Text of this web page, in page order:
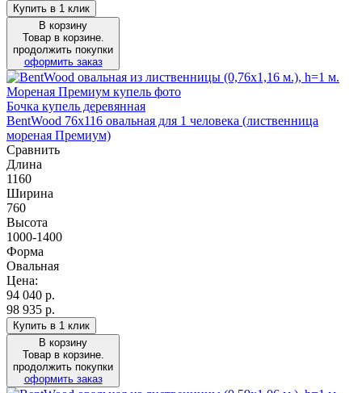
Купить в 1 клик
В корзину
Товар в корзине.
продолжить покупки
оформить заказ
Бочка купель деревянная
BentWood 76х116 овальная для 1 человека (лиственница
мореная Премиум)
Сравнить
Длина
1160
Ширина
760
Высота
1000-1400
Форма
Овальная
Цена:
94 040 р.
98 935 р.
Купить в 1 клик
В корзину
Товар в корзине.
продолжить покупки
оформить заказ